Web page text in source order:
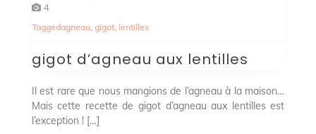
4
Taggedagneau, gigot, lentilles
gigot d’agneau aux lentilles
Il est rare que nous mangions de l’agneau à la maison…
Mais cette recette de gigot d’agneau aux lentilles est
l’exception ! […]